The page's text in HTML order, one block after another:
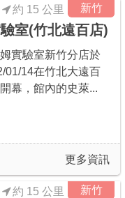
新竹
室(竹北遠百店)
約 15 公里
實驗室新竹分店於
01/14在竹北大遠百
幕，館內的史萊...
更多資訊
新竹
約 15 公里